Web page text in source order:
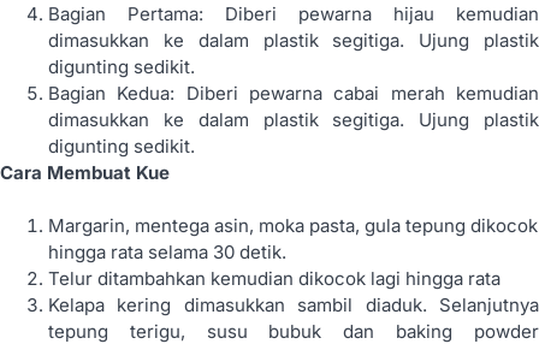
Bagian Pertama: Diberi pewarna hijau kemudian
dimasukkan ke dalam plastik segitiga. Ujung plastik
digunting sedikit.
Bagian Kedua: Diberi pewarna cabai merah kemudian
dimasukkan ke dalam plastik segitiga. Ujung plastik
digunting sedikit.
Cara Membuat Kue
Margarin, mentega asin, moka pasta, gula tepung dikocok
hingga rata selama 30 detik.
Telur ditambahkan kemudian dikocok lagi hingga rata
Kelapa kering dimasukkan sambil diaduk. Selanjutnya
tepung terigu, susu bubuk dan baking powder